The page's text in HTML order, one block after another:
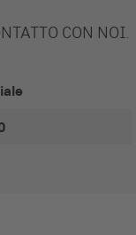
CON NOI.